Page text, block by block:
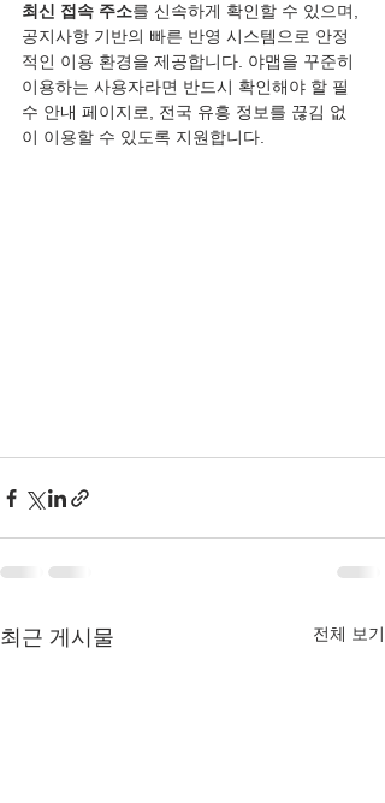
최신 접속 주소를 신속하게 확인할 수 있으며,
공지사항 기반의 빠른 반영 시스템으로 안정
적인 이용 환경을 제공합니다. 야맵을 꾸준히
이용하는 사용자라면 반드시 확인해야 할 필
수 안내 페이지로, 전국 유흥 정보를 끊김 없
이 이용할 수 있도록 지원합니다.
최근 게시물 전체 보기